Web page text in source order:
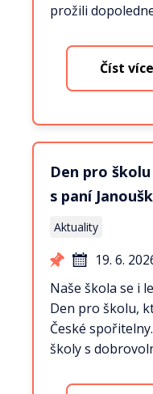
prožili
Číst více
Den pro
s paní
Aktuality
19. 6.
Naše škola se i
Den pro školu,
České
školy s